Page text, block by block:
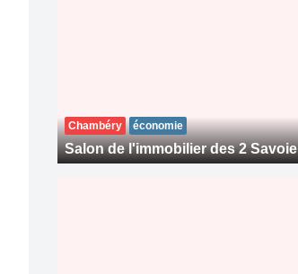
Chambéry économie
Salon de l'immobilier des 2 Savoie